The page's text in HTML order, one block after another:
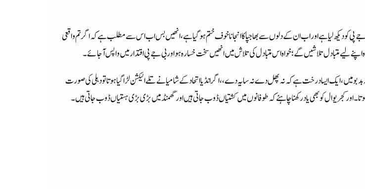
دیکھ لیا ہے اور اب ان کے دلوں سے بھاجپا کا انجانا خوف ختم ہوگیا ہے، انھیں بس اب اس سے مطلب ہے کہ اگر تم واقعی
لیے متبادل تلاشیں گے؛ خواہ اس متبادل کی تلاش میں انھیں سخت خسارہ ہو اور بی جے پی اقتدار میں واپس آجائے۔
بدبو میں ، ایک ایسا درخت ہے کہ نہ پھل دے نہ سایہ دے ،، اگر انڈیا اتحاد کے شامیانے تلے الیکشن لڑا گیا ہوتا تو دہلی کی صورت
ہوتا۔ اور کجریوال کو بھی یاد رکھنا چاہئے کہ طوفانوں میں کشتیاں ڈوب جاتی ہیں اور گھمنڈ میں بڑی بڑی ہستیاں ڈوب جاتی ہیں ۔